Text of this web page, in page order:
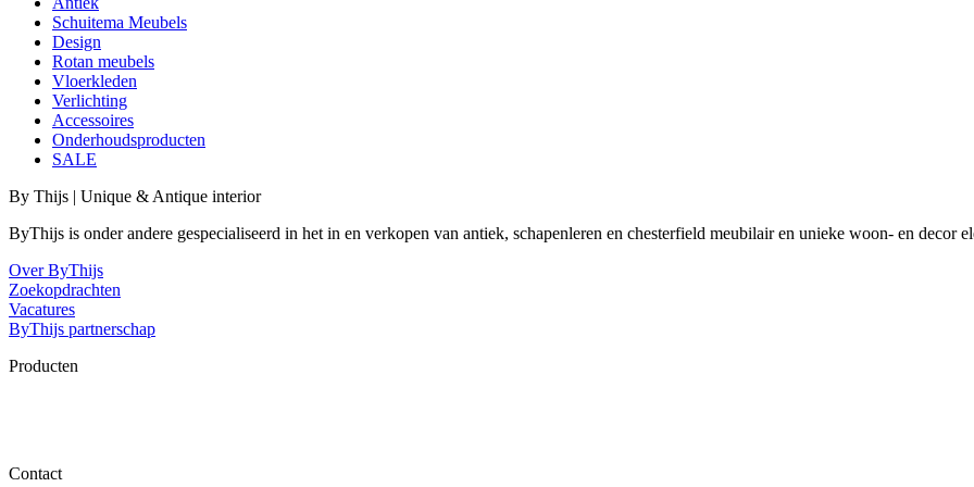
Schuitema Meubels
Design
Rotan meubels
Vloerkleden
Verlichting
Accessoires
Onderhoudsproducten
SALE
By Thijs | Unique & Antique interior
ByThijs is onder andere gespecialiseerd in het in en verkopen van antiek, schapenleren en chesterfield meubilair en unieke woon- en decor
Over ByThijs
Zoekopdrachten
Vacatures
ByThijs partnerschap
Producten
Contact